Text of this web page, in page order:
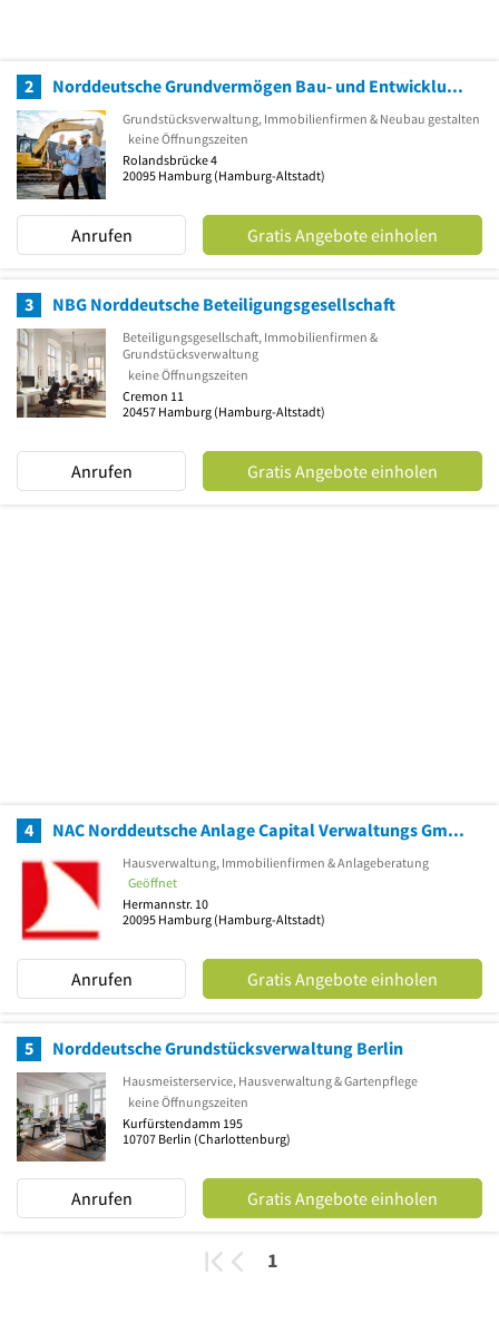
2 Norddeutsche Grundvermögen Bau- und Entwicklungsgesellschaft mbH & Co. KG
Grundstücksverwaltung, Immobilienfirmen & Neubau gestalten
keine Öffnungszeiten
Rolandsbrücke 4
20095 Hamburg (Hamburg-Altstadt)
Anrufen Gratis Angebote einholen
3 NBG Norddeutsche Beteiligungsgesellschaft
Beteiligungsgesellschaft, Immobilienfirmen &
Grundstücksverwaltung
keine Öffnungszeiten
Cremon 11
20457 Hamburg (Hamburg-Altstadt)
Anrufen Gratis Angebote einholen
4 NAC Norddeutsche Anlage Capital Verwaltungs GmbH Immobilienmanagement
Hausverwaltung, Immobilienfirmen & Anlageberatung
Geöffnet
Hermannstr. 10
20095 Hamburg (Hamburg-Altstadt)
Anrufen Gratis Angebote einholen
5 Norddeutsche Grundstücksverwaltung Berlin
Hausmeisterservice, Hausverwaltung & Gartenpflege
keine Öffnungszeiten
Kurfürstendamm 195
10707 Berlin (Charlottenburg)
Anrufen Gratis Angebote einholen
1